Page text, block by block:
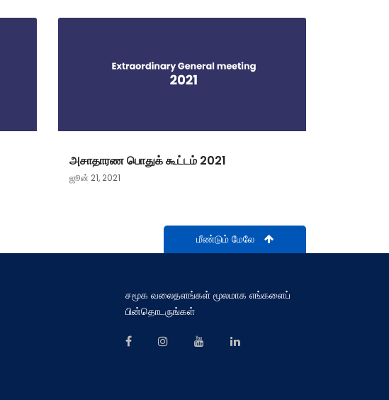
அசாதாரண பொதுக் கூட்டம் 2021
ஜூன் 21, 2021
மீண்டும் மேலே
சமூக வலைதளங்கள் மூலமாக எங்களைப்
பின்தொடருங்கள்